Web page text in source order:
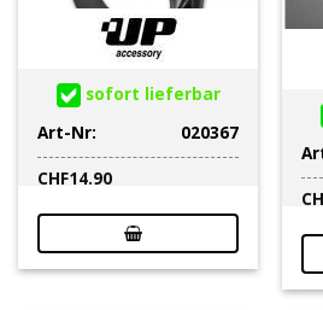
sofort lieferbar
Art-Nr:
020367
CHF14.90